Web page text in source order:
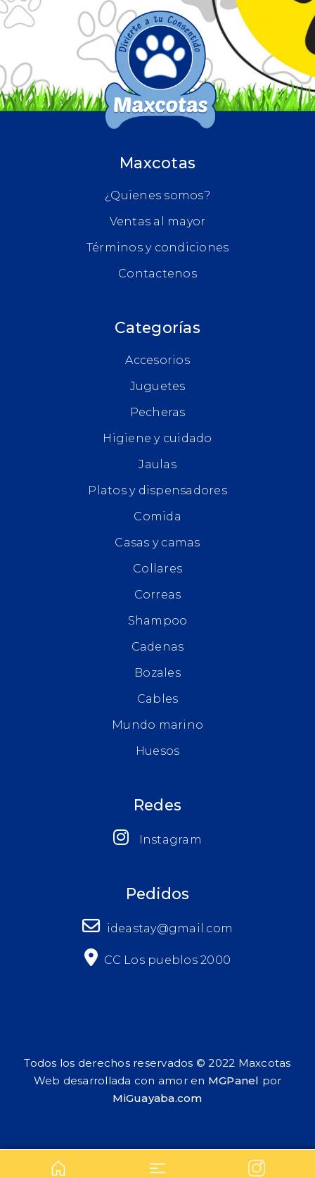
Maxcotas
¿Quienes somos?
Ventas al mayor
Términos y condiciones
Contactenos
Categorías
Accesorios
Juguetes
Pecheras
Higiene y cuidado
Jaulas
Platos y dispensadores
Comida
Casas y camas
Collares
Correas
Shampoo
Cadenas
Bozales
Cables
Mundo marino
Huesos
Redes
Instagram
Pedidos
ideastay@gmail.com
CC Los pueblos 2000
Todos los derechos reservados © 2022 Maxcotas
Web desarrollada con amor en MGPanel por
MiGuayaba.com